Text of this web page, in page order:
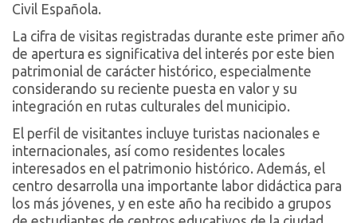
Civil Española.
La cifra de visitas registradas durante este primer año
de apertura es significativa del interés por este bien
patrimonial de carácter histórico, especialmente
considerando su reciente puesta en valor y su
integración en rutas culturales del municipio.
El perfil de visitantes incluye turistas nacionales e
internacionales, así como residentes locales
interesados en el patrimonio histórico. Además, el
centro desarrolla una importante labor didáctica para
los más jóvenes, y en este año ha recibido a grupos